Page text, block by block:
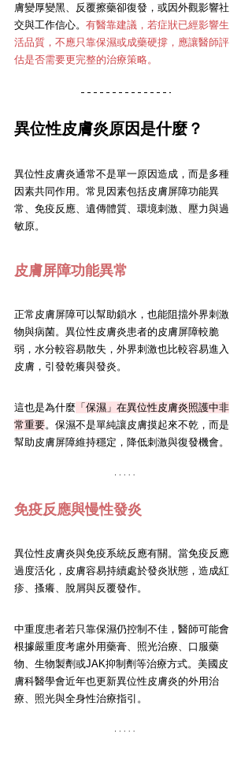
膚變厚變黑、反覆擦藥卻復發，或因外觀影響社
交與工作信心。 有醫靠建議，若症狀已經影響生
活品質，不應只靠保濕或成藥硬撐，應讓醫師評
估是否需要更完整的治療策略。
異位性皮膚炎原因是什麼？
異位性皮膚炎通常不是單一原因造成，而是多種
因素共同作用。常見因素包括皮膚屏障功能異
常、免疫反應、遺傳體質、環境刺激、壓力與過
敏原。
皮膚屏障功能異常
正常皮膚屏障可以幫助鎖水，也能阻擋外界刺激
物與病菌。異位性皮膚炎患者的皮膚屏障較脆
弱，水分較容易散失，外界刺激也比較容易進入
皮膚，引發乾癢與發炎。
這也是為什麼 「保濕」在異位性皮膚炎照護中非
常重要。保濕不是單純讓皮膚摸起來不乾，而是
幫助皮膚屏障維持穩定，降低刺激與復發機會。
免疫反應與慢性發炎
異位性皮膚炎與免疫系統反應有關。當免疫反應
過度活化，皮膚容易持續處於發炎狀態，造成紅
疹、搔癢、脫屑與反覆發作。
中重度患者若只靠保濕仍控制不佳，醫師可能會
根據嚴重度考慮外用藥膏、照光治療、口服藥
物、生物製劑或JAK抑制劑等治療方式。美國皮
膚科醫學會近年也更新異位性皮膚炎的外用治
療、照光與全身性治療指引。